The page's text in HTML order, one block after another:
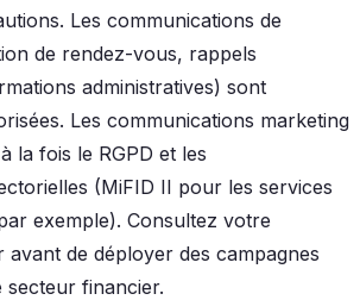
Les communications de
de rendez-vous, rappels
administratives) sont
Les communications marketing
la fois le RGPD et les
(MiFID II pour les services
exemple). Consultez votre
de déployer des campagnes
secteur financier.